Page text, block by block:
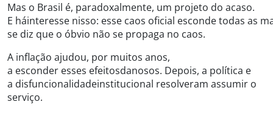
Mas o Brasil é, paradoxalmente, um projeto do acaso.
E háinteresse nisso: esse caos oficial esconde todas as
se diz que o óbvio não se propaga no caos.
A inflação ajudou, por muitos anos,
a esconder esses efeitosdanosos. Depois, a política e
a disfuncionalidadeinstitucional resolveram assumir o
serviço.